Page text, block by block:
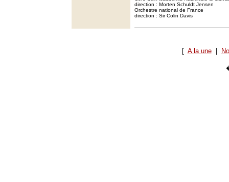
direction : Morten Schuldt Jensen
Orchestre national de France
direction : Sir Colin Davis
[ A la une|